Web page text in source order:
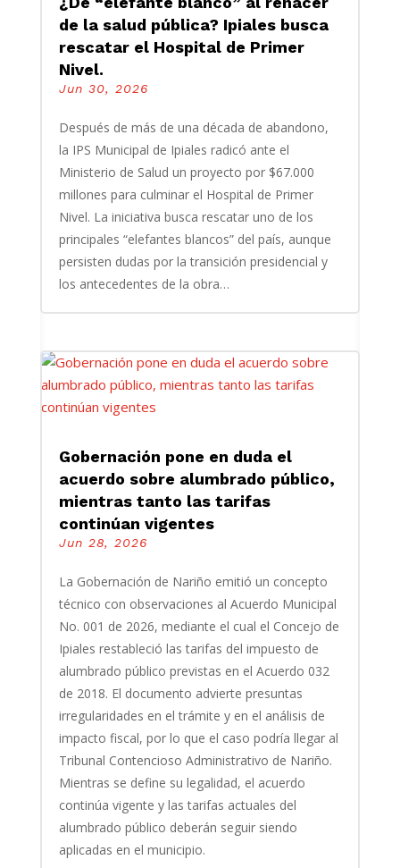
de la salud pública? Ipiales busca
rescatar el Hospital de Primer
Nivel.
Jun 30, 2026
Después de más de una década de abandono,
la IPS Municipal de Ipiales radicó ante el
Ministerio de Salud un proyecto por $67.000
millones para culminar el Hospital de Primer
Nivel. La iniciativa busca rescatar uno de los
principales “elefantes blancos” del país, aunque
persisten dudas por la transición presidencial y
los antecedentes de la obra…
Gobernación pone en duda el
acuerdo sobre alumbrado público,
mientras tanto las tarifas
continúan vigentes
Jun 28, 2026
La Gobernación de Nariño emitió un concepto
técnico con observaciones al Acuerdo Municipal
No. 001 de 2026, mediante el cual el Concejo de
Ipiales restableció las tarifas del impuesto de
alumbrado público previstas en el Acuerdo 032
de 2018. El documento advierte presuntas
irregularidades en el trámite y en el análisis de
impacto fiscal, por lo que el caso podría llegar al
Tribunal Contencioso Administrativo de Nariño.
Mientras se define su legalidad, el acuerdo
continúa vigente y las tarifas actuales del
alumbrado público deberán seguir siendo
aplicadas en el municipio.